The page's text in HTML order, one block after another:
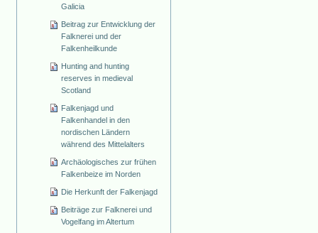
Galicia
Beitrag zur Entwicklung der
Falknerei und der
Falkenheilkunde
Hunting and hunting
reserves in medieval
Scotland
Falkenjagd und
Falkenhandel in den
nordischen Ländern
während des Mittelalters
Archäologisches zur frühen
Falkenbeize im Norden
Die Herkunft der Falkenjagd
Beiträge zur Falknerei und
Vogelfang im Altertum